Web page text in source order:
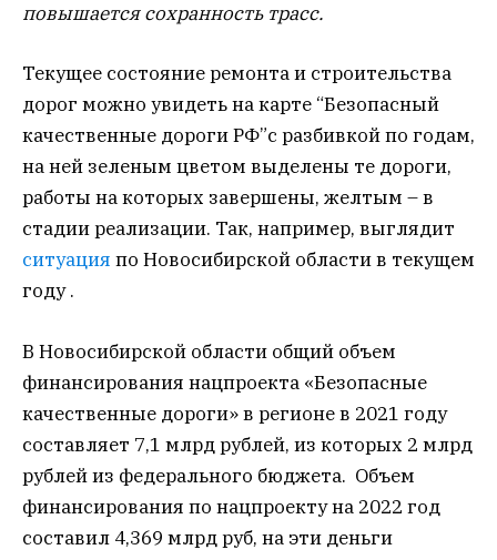
повышается сохранность трасс.
Текущее состояние ремонта и строительства
дорог можно увидеть на карте “Безопасный
качественные дороги РФ”с разбивкой по годам,
на ней зеленым цветом выделены те дороги,
работы на которых завершены, желтым – в
стадии реализации. Так, например, выглядит
ситуация по Новосибирской области в текущем
году .
В Новосибирской области общий объем
финансирования нацпроекта «Безопасные
качественные дороги» в регионе в 2021 году
составляет 7,1 млрд рублей, из которых 2 млрд
рублей из федерального бюджета. Объем
финансирования по нацпроекту на 2022 год
составил 4,369 млрд руб, на эти деньги